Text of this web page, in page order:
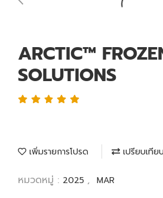
ARCTIC™
SOLUTIONS
เพิ่มรายการโปรด เปรียบเทียบ
หมวดหมู่ : 2025 , MAR